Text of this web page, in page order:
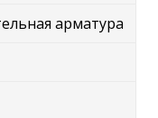
арматура